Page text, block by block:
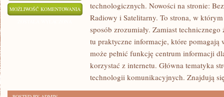
MOŻLIWOŚĆ KOMENTOWANIA CZYTELNICY
TEMACIE
technologicznych. Nowości na stronie:
Radiowy i Satelitarny. To strona, w
sposób zrozumiały. Zamiast
tu praktyczne informacje, które pomagają
może pełnić funkcję centrum informacji
korzystać z internetu. Główna tematyka
technologii komunikacyjnych. Znajdują